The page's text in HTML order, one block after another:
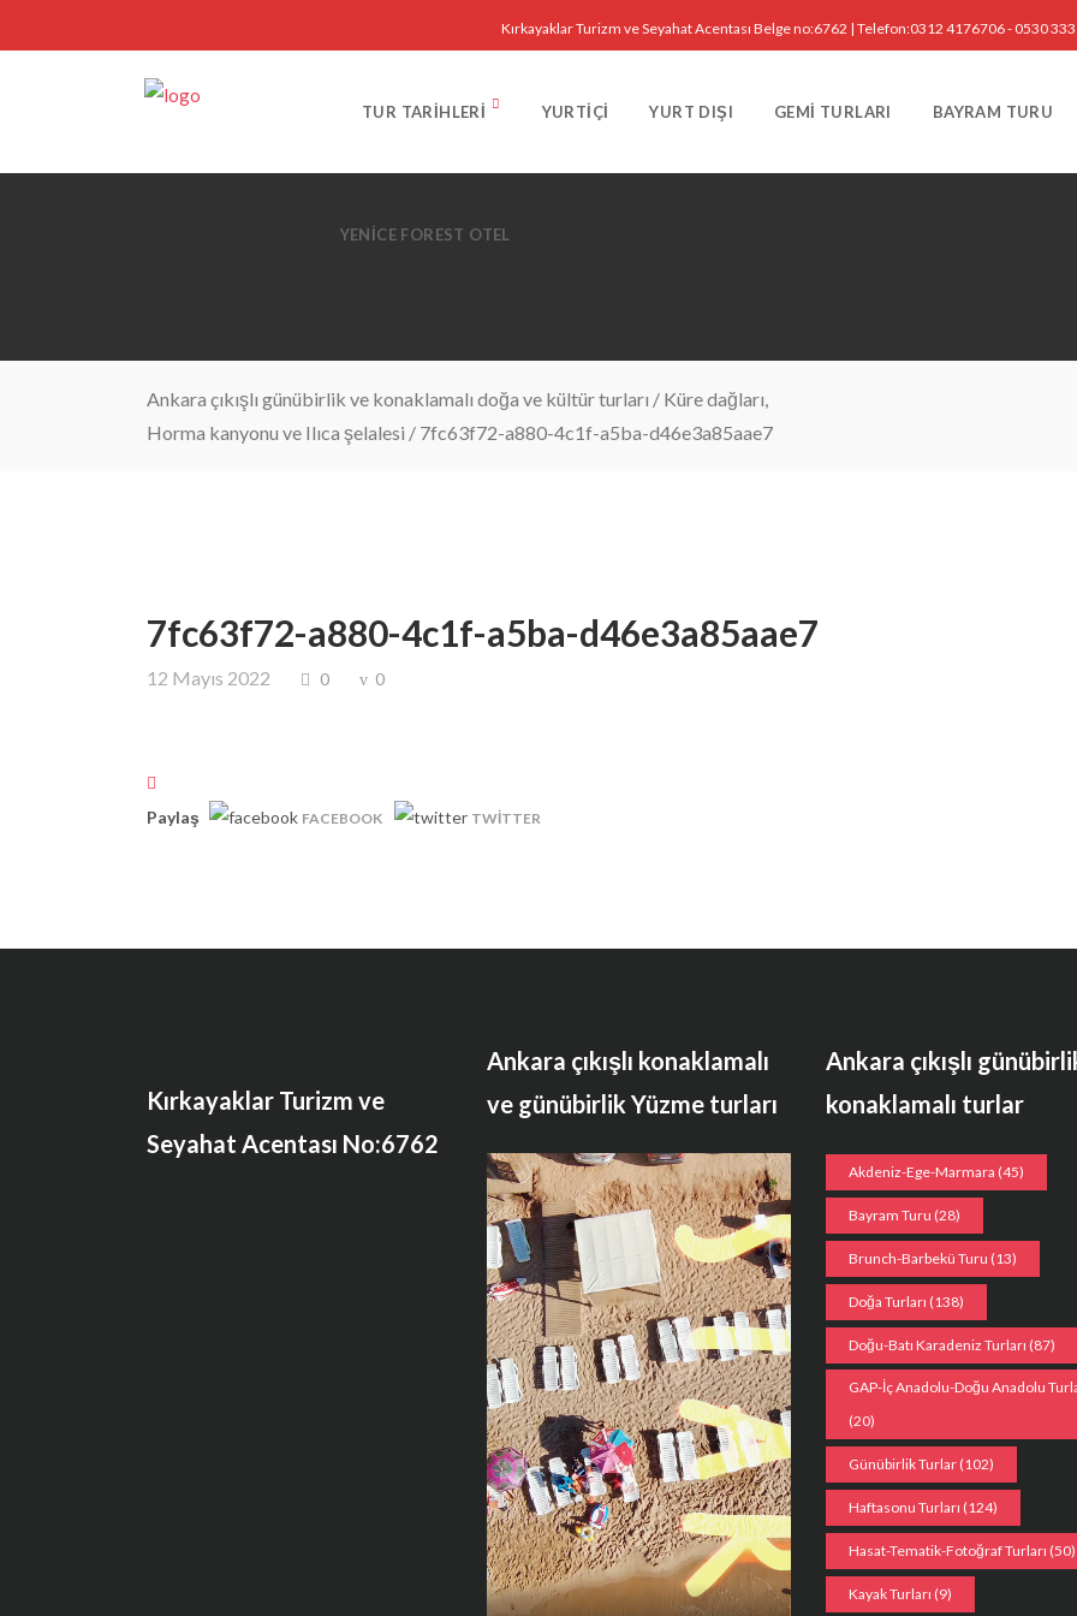
Kırkayaklar Turizm ve Seyahat Acentası Belge no:6762 | Telefon:0312 4176706 - 0530
TUR TARIHLERI YURTIÇI YURT DIŞI GEMI TURLARI BAYRAM TURU
YENICE FOREST OTEL
Ankara çıkışlı günübirlik ve konaklamalı doğa ve kültür turları / Küre dağları,
Horma kanyonu ve Ilıca şelalesi / 7fc63f72-a880-4c1f-a5ba-d46e3a85aae7
7fc63f72-a880-4c1f-a5ba-d46e3a85aae7
12 Mayıs 2022 0 0
Paylaş FACEBOOK TWITTER
Kırkayaklar Turizm ve
Seyahat Acentası No:6762
Ankara çıkışlı konaklamalı
ve günübirlik Yüzme turları
Ankara çıkışlı
konaklamalı turlar
Akdeniz-Ege-Marmara (45)
Bayram Turu (28)
Brunch-Barbekü Turu (13)
Doğa Turları (138)
Doğu-Batı Karadeniz Turları (87)
GAP-İç Anadolu-Doğu Anadolu
(20)
Günübirlik Turlar (102)
Haftasonu Turları (124)
Hasat-Tematik-Fotoğraf Turları (50)
Kayak Turları (9)